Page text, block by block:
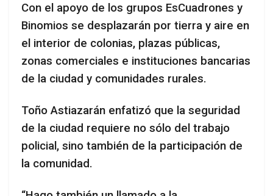
Con el apoyo de los grupos EsCuadrones y
Binomios se desplazarán por tierra y aire en
el interior de colonias, plazas públicas,
zonas comerciales e instituciones bancarias
de la ciudad y comunidades rurales.
Toño Astiazarán enfatizó que la seguridad
de la ciudad requiere no sólo del trabajo
policial, sino también de la participación de
la comunidad.